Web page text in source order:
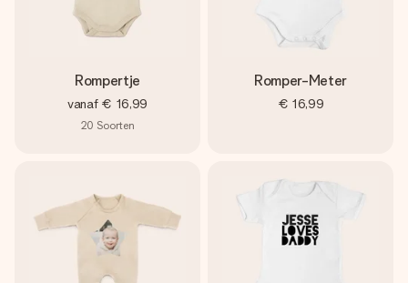
Rompertje
vanaf € 16,99
20 Soorten
Romper-Meter
€ 16,99